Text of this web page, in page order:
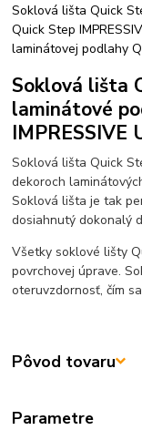
Soklová lišta Quick
Quick Step
laminátovej podlahy
Soklová lišta
laminátové
IMPRESSIVE
Soklová lišta Quick
dekoroch
Soklová lišta je tak
dosiahnutý dokonalý
Všetky soklové lišty
povrchovej úprave.
oteruvzdornosť, čím
Pôvod tovaru
Parametre